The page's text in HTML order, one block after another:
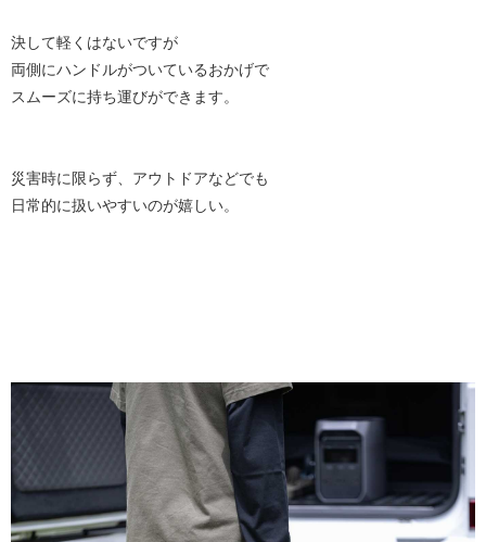
決して軽くはないですが
両側にハンドルがついているおかげで
スムーズに持ち運びができます。
災害時に限らず、アウトドアなどでも
日常的に扱いやすいのが嬉しい。